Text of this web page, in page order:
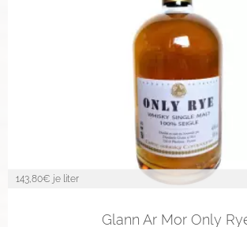
143,80€ je liter
Glann Ar Mor Only